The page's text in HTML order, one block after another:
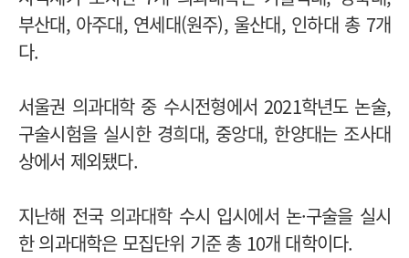
부산대, 아주대, 연세대(원주), 울산대, 인하대 총 7개
다.
서울권 의과대학 중 수시전형에서 2021학년도 논술,
구술시험을 실시한 경희대, 중앙대, 한양대는 조사대
상에서 제외됐다.
지난해 전국 의과대학 수시 입시에서 논·구술을 실시
한 의과대학은 모집단위 기준 총 10개 대학이다.